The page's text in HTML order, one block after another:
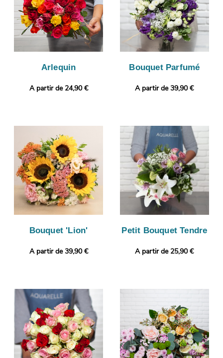
Arlequin
A partir de 24,90 €
Bouquet Parfumé
A partir de 39,90 €
Bouquet 'Lion'
A partir de 39,90 €
Petit Bouquet Tendre
A partir de 25,90 €